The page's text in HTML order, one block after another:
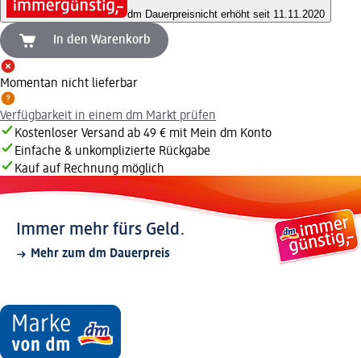
dm Dauerpreisnicht erhöht seit 11.11.2020
In den Warenkorb
Momentan nicht lieferbar
Verfügbarkeit in einem dm Markt prüfen
Kostenloser Versand ab 49 € mit Mein dm Konto
Einfache & unkomplizierte Rückgabe
Kauf auf Rechnung möglich
Immer mehr fürs Geld.
Mehr zum dm Dauerpreis